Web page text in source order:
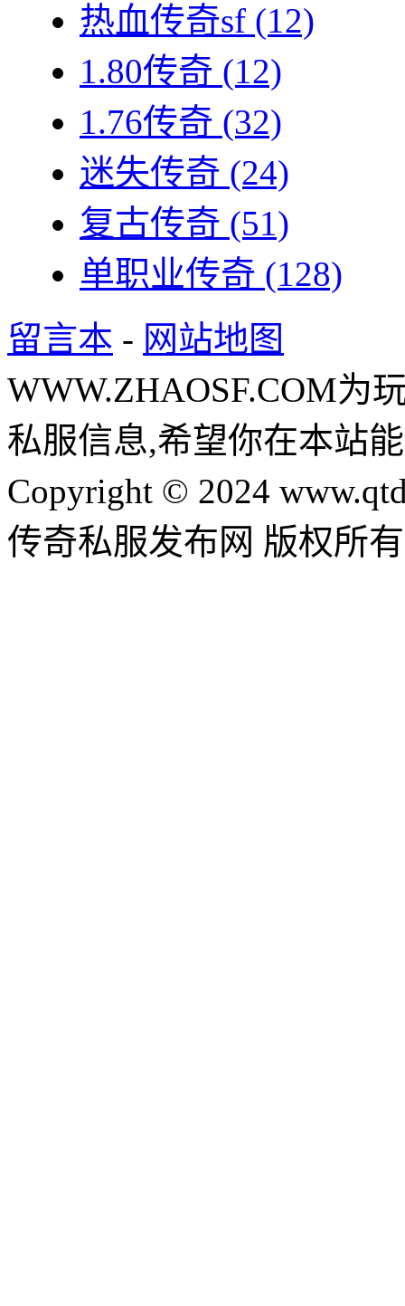
热血传奇sf (12)
1.80传奇 (12)
1.76传奇 (32)
迷失传奇 (24)
复古传奇 (51)
单职业传奇 (128)
留言本 - 网站地图
WWW.ZHAOSF.COM为
私服信息,希望你在本站
Copyright © 2024
传奇私服发布网 版权所有